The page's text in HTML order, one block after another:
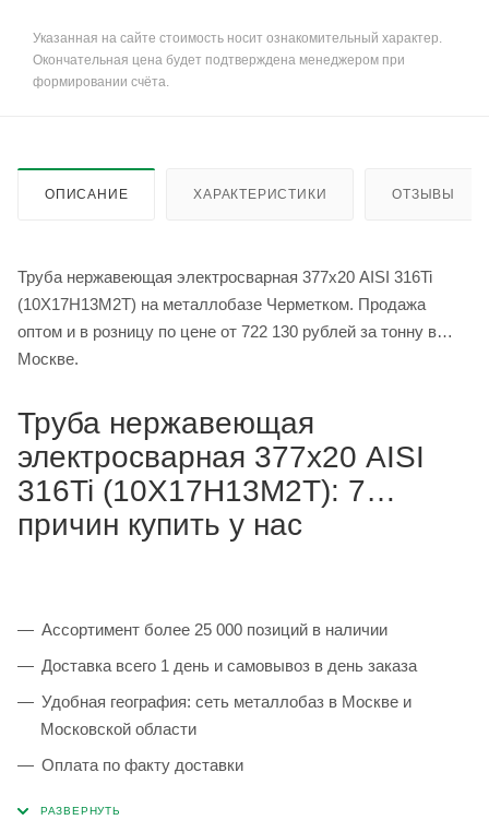
Указанная на сайте стоимость носит ознакомительный характер.
Окончательная цена будет подтверждена менеджером при
формировании счёта.
ОПИСАНИЕ ХАРАКТЕРИСТИКИ ОТЗЫВЫ
Труба нержавеющая электросварная 377х20 AISI 316Ti
(10Х17Н13М2Т) на металлобазе Черметком. Продажа
оптом и в розницу по цене от 722 130 рублей за тонну в
Москве.
Труба нержавеющая
электросварная 377х20 AISI
316Ti (10Х17Н13М2Т): 7
причин купить у нас
Ассортимент более 25 000 позиций в наличии
Доставка всего 1 день и самовывоз в день заказа
Удобная география: сеть металлобаз в Москве и
Московской области
Оплата по факту доставки